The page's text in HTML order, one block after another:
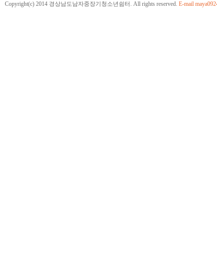
Copyright(c) 2014 경상남도남자중장기청소년쉼터. All rights reserved. E-mail